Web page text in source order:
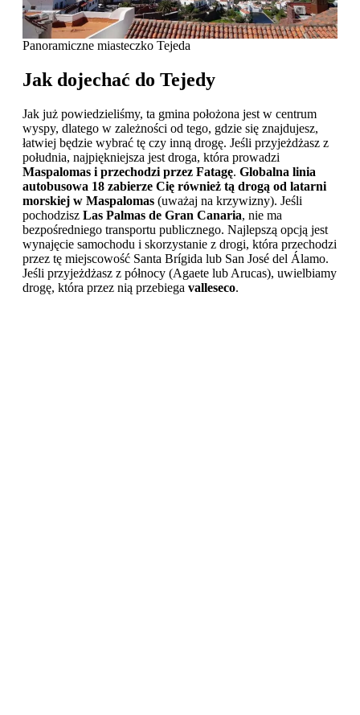
Panoramiczne miasteczko Tejeda
Jak dojechać do Tejedy
Jak już powiedzieliśmy, ta gmina położona jest w centrum
wyspy, dlatego w zależności od tego, gdzie się znajdujesz,
łatwiej będzie wybrać tę czy inną drogę. Jeśli przyjeżdżasz z
południa, najpiękniejsza jest droga, która prowadzi
Maspalomas i przechodzi przez Fatagę. Globalna linia
autobusowa 18 zabierze Cię również tą drogą od latarni
morskiej w Maspalomas (uważaj na krzywizny). Jeśli
pochodzisz Las Palmas de Gran Canaria, nie ma
bezpośredniego transportu publicznego. Najlepszą opcją jest
wynajęcie samochodu i skorzystanie z drogi, która przechodzi
przez tę miejscowość Santa Brígida lub San José del Álamo.
Jeśli przyjeżdżasz z północy (Agaete lub Arucas), uwielbiamy
drogę, która przez nią przebiega valleseco.